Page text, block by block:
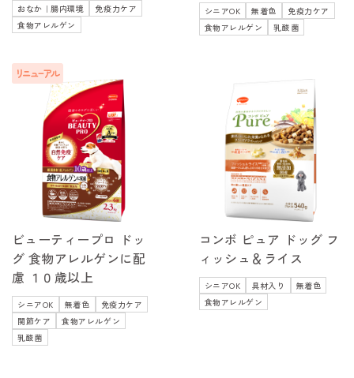
おなか｜腸内環境
免疫力ケア
食物アレルゲン
シニアOK 無着色
免疫力ケア
食物アレルゲン
乳酸菌
ビューティープロ ドッ
グ 食物アレルゲンに配
慮 １０歳以上
シニアOK 無着色
免疫力ケア
関節ケア
食物アレルゲン
乳酸菌
コンボ ピュア ドッグ フ
ィッシュ＆ライス
シニアOK 具材入り
無着色
食物アレルゲン